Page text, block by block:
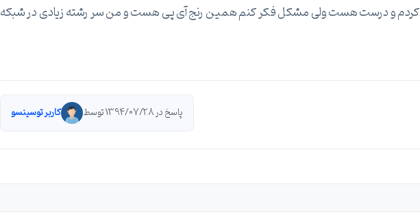
به شبکه وصل کردم و ping کردم و درست هست ولی مشکل فکر کنم همین رنج آی پی هست و من سر رشته زیادی در شبکه
پاسخ در 1394/07/28 توسط کاربر توسینسو